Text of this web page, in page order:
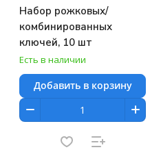
Набор рожковых/
комбинированных
ключей, 10 шт
Есть в наличии
Добавить в корзину